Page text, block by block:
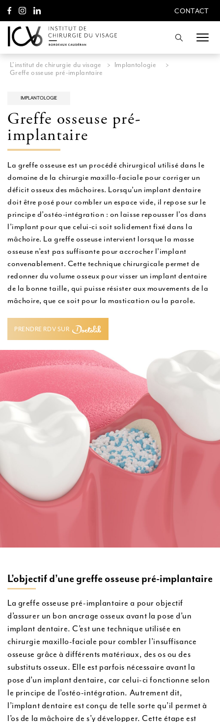
l
CONTACT
CONTACT
Recherche
L'institut de chirurgie du visage > Implantologie
>
Greffe osseuse pré-implantaire
IMPLANTOLOGIE
Greffe osseuse pré-
implantaire
La greffe osseuse est un procédé chirurgical utilisé dans le
domaine de la chirurgie maxillo-faciale pour corriger un
déficit osseux des mâchoires. Lorsqu’un implant dentaire
doit être posé pour combler un espace vide, il repose sur le
principe d’ostéo-intégration : on laisse repousser l’os dans
l’implant pour que celui-ci soit solidement fixé dans la
mâchoire. La greffe osseuse intervient lorsque la masse
osseuse n’est pas suffisante pour accrocher l’implant
convenablement. Cette technique chirurgicale permet de
redonner du volume osseux pour visser un implant dentaire
de la bonne taille, qui puisse résister aux mouvements de la
mâchoire, que ce soit pour la mastication ou la parole.
PRENDRE RDV SUR
L’objectif d’une greffe osseuse pré-implantaire
La greffe osseuse pré-implantaire a pour objectif
d’assurer un bon ancrage osseux avant la pose d’un
implant dentaire. C’est une technique utilisée en
chirurgie maxillo-faciale pour combler l’insuffisance
osseuse grâce à différents matériaux, des os ou des
substituts osseux. Elle est parfois nécessaire avant la
pose d’un implant dentaire, car celui-ci fonctionne selon
le principe de l’ostéo-intégration. Autrement dit,
l’implant dentaire est conçu de telle sorte qu’il permet à
l’os de la mâchoire de s’y développer. Cette étape est